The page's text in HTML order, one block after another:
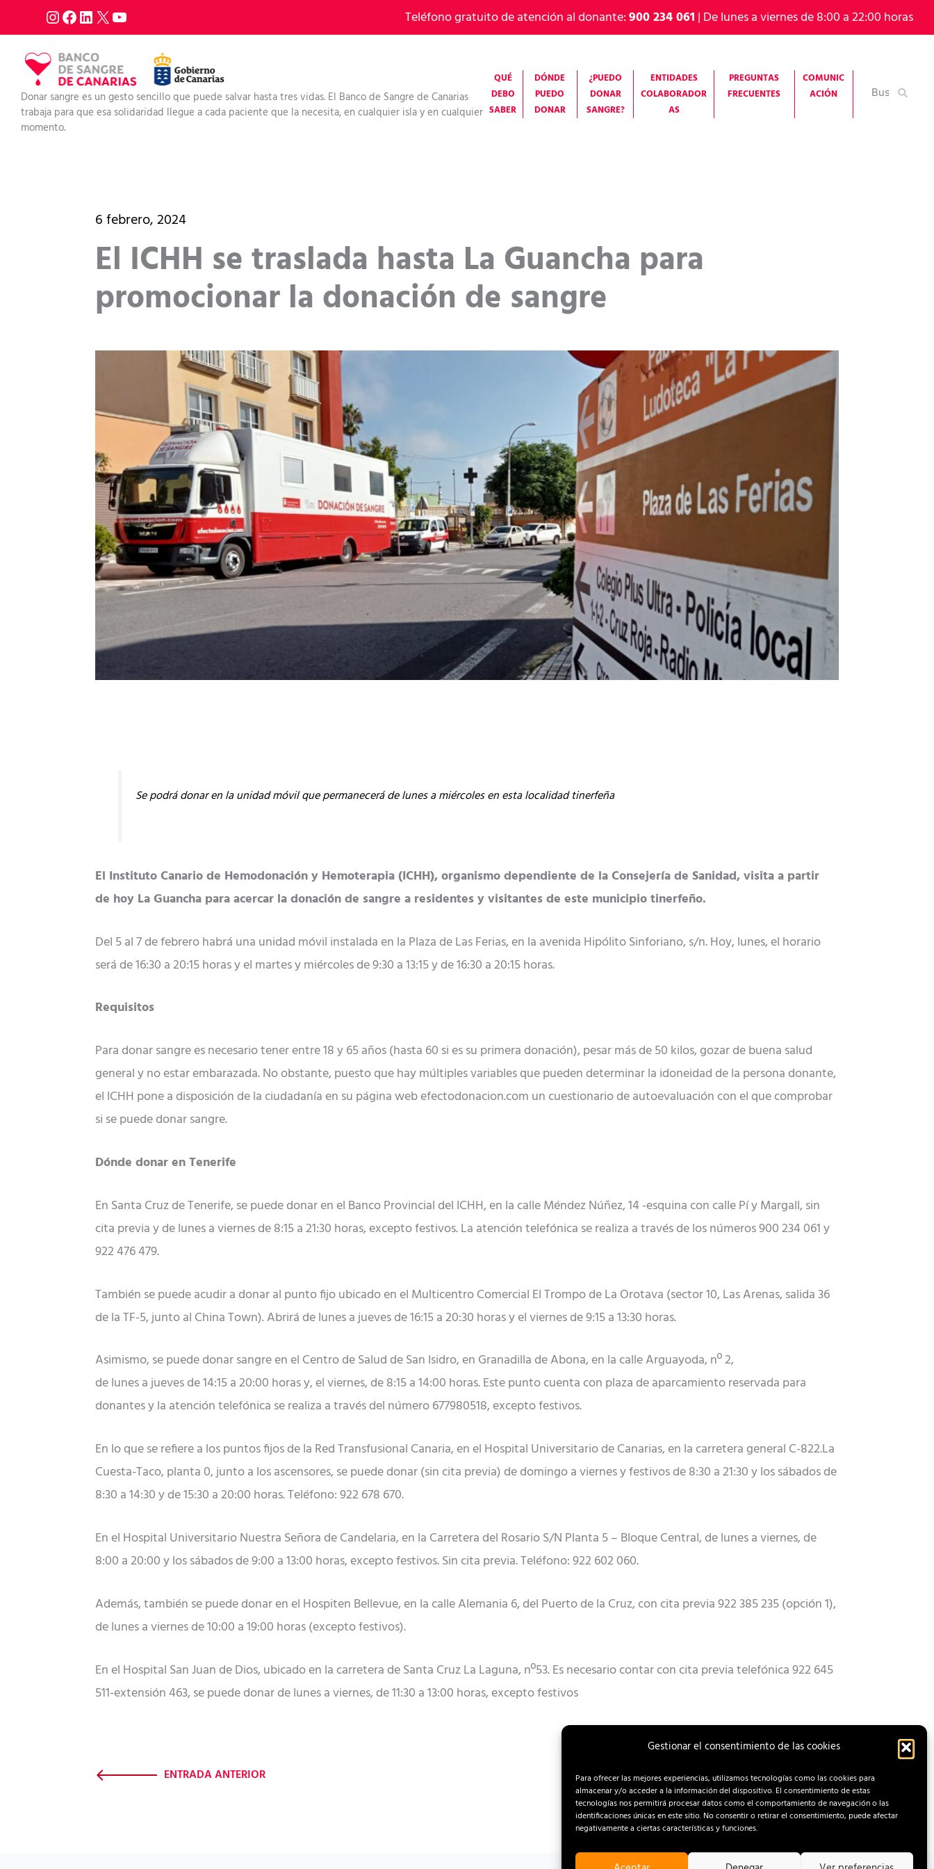
Gestionar el consentimiento de las cookies
Para ofrecer las mejores experiencias, utilizamos tecnologías como las cookies para
almacenar y/o acceder a la información del dispositivo. El consentimiento de estas
tecnologías nos permitirá procesar datos como el comportamiento de navegación o las
identificaciones únicas en este sitio. No consentir o retirar el consentimiento, puede afectar
negativamente a ciertas características y funciones.
al
contenido
Teléfono gratuito de atención al donante:900 234 061 | De lunes a viernes de 8:00 a 22:00 horas
Donar sangre es un gesto sencillo que puede salvar hasta tres vidas. El Banco de Sangre de Canarias
trabaja para que esa solidaridad llegue a cada paciente que la necesita, en cualquier isla y en cualquier
momento.
QUÉ
DEBO
SABER
DÓNDE
PUEDO
DONAR
¿PUEDO
DONAR
SANGRE?
ENTIDADES
COLABORADOR
AS
PREGUNTAS
FRECUENTES
COMUNIC
ACIÓN
Buscar
6 febrero, 2024
El ICHH se traslada hasta La Guancha para
promocionar la donación de sangre
Se podrá donar en la unidad móvil que permanecerá de lunes a miércoles en esta localidad tinerfeña
El Instituto Canario de Hemodonación y Hemoterapia (ICHH), organismo dependiente de la Consejería de Sanidad, visita a partir
de hoy La Guancha para acercar la donación de sangre a residentes y visitantes de este municipio tinerfeño.
Del 5 al 7 de febrero habrá una unidad móvil instalada en la Plaza de Las Ferias, en la avenida Hipólito Sinforiano, s/n. Hoy, lunes, el horario
será de 16:30 a 20:15 horas y el martes y miércoles de 9:30 a 13:15 y de 16:30 a 20:15 horas.
Requisitos
Para donar sangre es necesario tener entre 18 y 65 años (hasta 60 si es su primera donación), pesar más de 50 kilos, gozar de buena salud
general y no estar embarazada. No obstante, puesto que hay múltiples variables que pueden determinar la idoneidad de la persona donante,
el ICHH pone a disposición de la ciudadanía en su página web efectodonacion.com un cuestionario de autoevaluación con el que comprobar
si se puede donar sangre.
Dónde donar en Tenerife
En Santa Cruz de Tenerife, se puede donar en el Banco Provincial del ICHH, en la calle Méndez Núñez, 14 -esquina con calle Pí y Margall, sin
cita previa y de lunes a viernes de 8:15 a 21:30 horas, excepto festivos. La atención telefónica se realiza a través de los números 900 234 061 y
922 476 479.
También se puede acudir a donar al punto fijo ubicado en el Multicentro Comercial El Trompo de La Orotava (sector 10, Las Arenas, salida 36
de la TF-5, junto al China Town). Abrirá de lunes a jueves de 16:15 a 20:30 horas y el viernes de 9:15 a 13:30 horas.
Asimismo, se puede donar sangre en el Centro de Salud de San Isidro, en Granadilla de Abona, en la calle Arguayoda, nº 2,
de lunes a jueves de 14:15 a 20:00 horas y, el viernes, de 8:15 a 14:00 horas. Este punto cuenta con plaza de aparcamiento reservada para
donantes y la atención telefónica se realiza a través del número 677980518, excepto festivos.
En lo que se refiere a los puntos fijos de la Red Transfusional Canaria, en el Hospital Universitario de Canarias, en la carretera general C-822.La
Cuesta-Taco, planta 0, junto a los ascensores, se puede donar (sin cita previa) de domingo a viernes y festivos de 8:30 a 21:30 y los sábados de
8:30 a 14:30 y de 15:30 a 20:00 horas. Teléfono: 922 678 670.
En el Hospital Universitario Nuestra Señora de Candelaria, en la Carretera del Rosario S/N Planta 5 – Bloque Central, de lunes a viernes, de
8:00 a 20:00 y los sábados de 9:00 a 13:00 horas, excepto festivos. Sin cita previa. Teléfono: 922 602 060.
Además, también se puede donar en el Hospiten Bellevue, en la calle Alemania 6, del Puerto de la Cruz, con cita previa 922 385 235 (opción 1),
de lunes a viernes de 10:00 a 19:00 horas (excepto festivos).
En el Hospital San Juan de Dios, ubicado en la carretera de Santa Cruz La Laguna, nº53. Es necesario contar con cita previa telefónica 922 645
511-extensión 463, se puede donar de lunes a viernes, de 11:30 a 13:00 horas, excepto festivos
ENTRADA ANTERIOR ENTRADA SIGUIENTE